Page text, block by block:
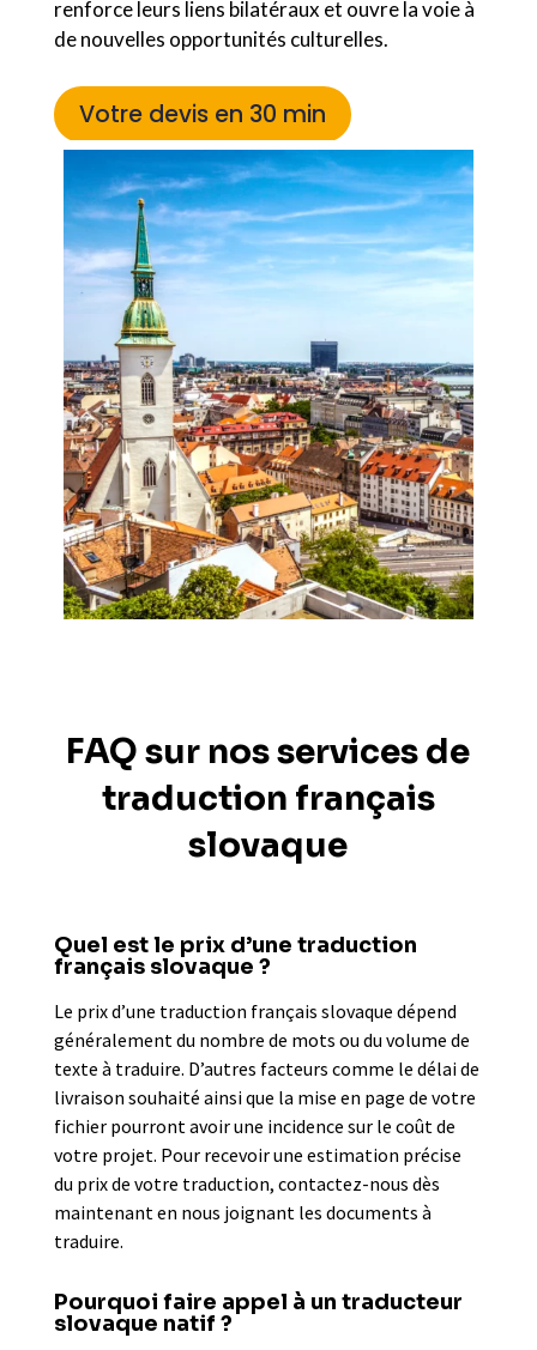
renforce leurs liens bilatéraux et ouvre la voie à
de nouvelles opportunités culturelles.
Votre devis en 30 min
FAQ sur nos services de
traduction français
slovaque
Quel est le prix d’une traduction
français slovaque ?
Le prix d’une traduction français slovaque dépend
généralement du nombre de mots ou du volume de
texte à traduire. D’autres facteurs comme le délai de
livraison souhaité ainsi que la mise en page de votre
fichier pourront avoir une incidence sur le coût de
votre projet. Pour recevoir une estimation précise
du prix de votre traduction, contactez-nous dès
maintenant en nous joignant les documents à
traduire.
Pourquoi faire appel à un traducteur
slovaque natif ?